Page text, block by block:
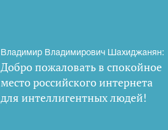
Владимир Владимирович Шахиджанян:
Добро пожаловать в спокойное
место российского интернета
для интеллигентных людей!